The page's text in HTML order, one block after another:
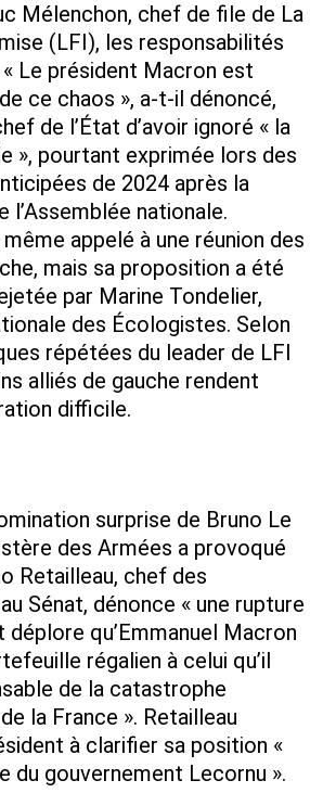
Mélenchon, chef de file de La
(LFI), les responsabilités
Le président Macron est
ce chaos », a-t-il dénoncé,
de l’État d’avoir ignoré « la
», pourtant exprimée lors des
de 2024 après la
l’Assemblée nationale.
appelé à une réunion des
mais sa proposition a été
par Marine Tondelier,
des Écologistes. Selon
répétées du leader de LFI
alliés de gauche rendent
difficile.
surprise de Bruno Le
des Armées a provoqué
Retailleau, chef des
Sénat, dénonce « une rupture
déplore qu’Emmanuel Macron
régalien à celui qu’il
de la catastrophe
la France ». Retailleau
à clarifier sa position «
du gouvernement Lecornu ».